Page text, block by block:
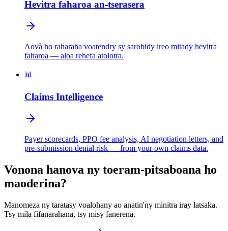
Hevitra faharoa an-tserasera
Aovà ho raharaha voatendry sy sarobidy ireo mitady hevitra
faharoa — aloa rehefa atolotra.
📊
Claims Intelligence
Payer scorecards, PPO fee analysis, AI negotiation letters, and
pre-submission denial risk — from your own claims data.
Vonona hanova ny toeram-pitsaboana ho
maoderina?
Manomeza ny taratasy voalohany ao anatin'ny minitra iray latsaka.
Tsy mila fifanarahana, tsy misy fanerena.